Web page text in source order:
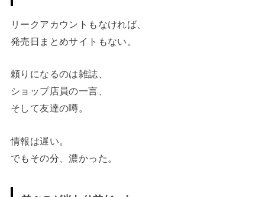
リークアカウントもなければ、
発売日まとめサイトもない。
頼りになるのは雑誌、
ショップ店員の一言、
そして友達の噂。
情報は遅い。
でもその分、濃かった。